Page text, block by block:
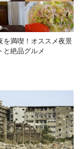
を満喫！オススメ夜景
と絶品グルメ